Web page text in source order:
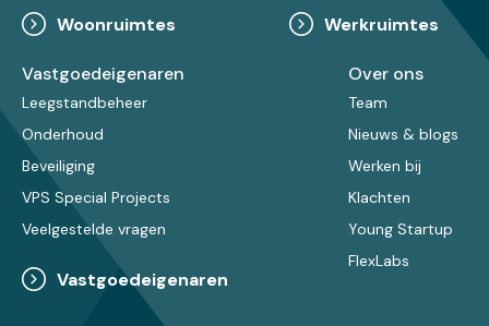
Woonruimtes Werkruimtes
Vastgoedeigenaren
Leegstandbeheer
Onderhoud
Beveiliging
VPS Special Projects
Veelgestelde vragen
Vastgoedeigenaren
Over ons
Team
Nieuws & blogs
Werken bij
Klachten
Young Startup
FlexLabs